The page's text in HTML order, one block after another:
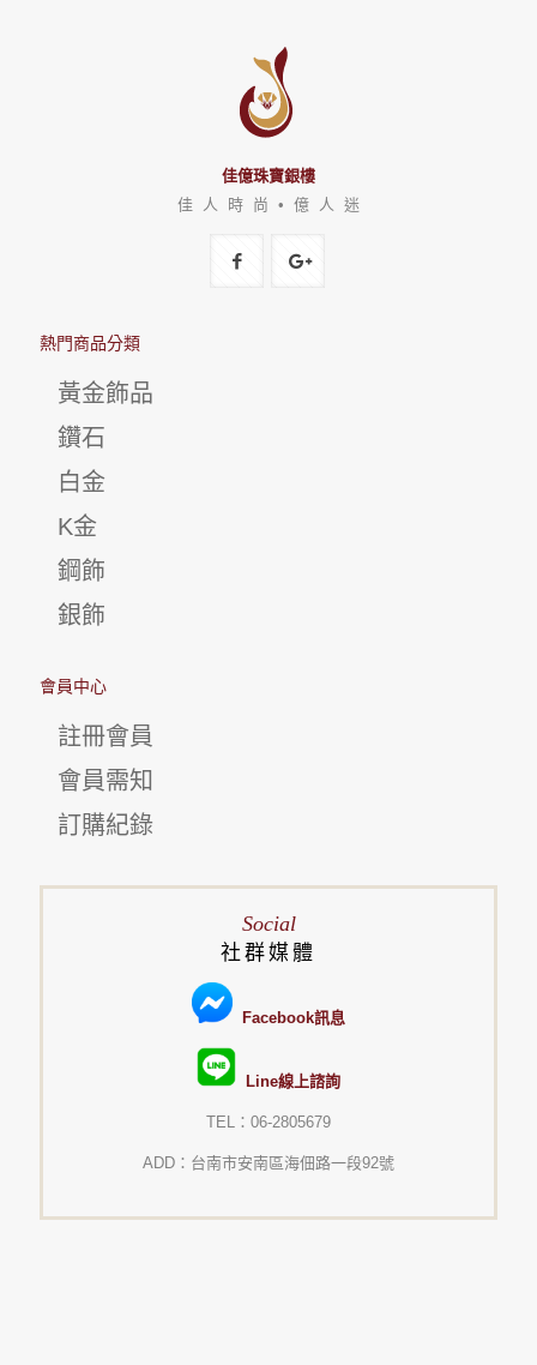
佳億珠寶銀樓
佳 人 時 尚 • 億 人 迷
熱門商品分類
黃金飾品
鑽石
白金
K金
鋼飾
銀飾
會員中心
註冊會員
會員需知
訂購紀錄
Social
社群媒體
Facebook訊息
Line線上諮詢
TEL：06-2805679
ADD：台南市安南區海佃路一段92號